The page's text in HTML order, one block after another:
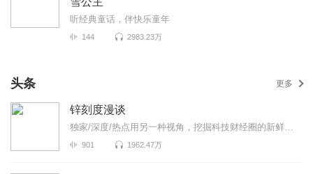
听经典童话，伴快乐童年
144 2983.23万
头条 更多
锌刻度漫谈
独家/深度/热点用另一种视角，挖掘科技财经圈的新鲜事！《锌刻度漫谈》是锌刻度与喜马拉雅联合出品...
901 1962.47万